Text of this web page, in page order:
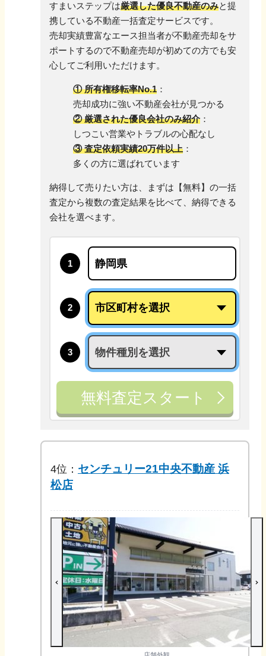
すまいステップは厳選した優良不動産のみと提
携している不動産一括査定サービスです。
売却実績豊富なエース担当者が不動産売却をサ
ポートするので不動産売却が初めての方でも安
心してご利用いただけます。
① 所有権移転率No.1 ：
売却成功に強い不動産会社が見つかる
② 厳選された優良会社のみ紹介 ：
しつこい営業やトラブルの心配なし
③ 査定依頼実績20万件以上 ：
多くの方に選ばれています
納得して売りたい方は、まずは【無料】の一括
査定から複数の査定結果を比べて、納得できる
会社を選べます。
1
2
3
無料査定スタート
4位： センチュリー21中央不動産 浜
松店